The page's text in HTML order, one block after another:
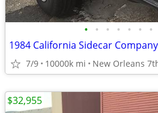
• • • • • • •
1984 California Sidecar
7/9 10000k mi New Orleans
$32,955